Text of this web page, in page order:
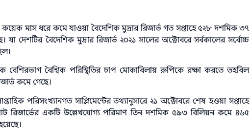
কয়েক মাস ধরে কমে যাওয়া বৈদেশিক মুদ্রার রিজার্ভ গত সপ্তাহে ৫২৮ দশমিক ৩৭
যা দেশটির বৈদেশিক মুদ্রার রিজার্ভ ২০২১ সালের অক্টোবরে সর্বকালের সর্বোচ্চ
বেশিরভাগ বৈশ্বিক পরিস্থিতির চাপ মোকাবিলায় রুপিকে রক্ষা করতে তহবিল
কমে গেছে।
পরিসংখ্যানগত সাপ্লিমেন্টের তথ্যানুসারে ২১ অক্টোবরে শেষ হওয়া সপ্তাহে
রিজার্ভের একটি উল্লেখযোগ্য পরিমাণ তিন দশমিক ৫৯৩ বিলিয়ন কমে ৪৬৫